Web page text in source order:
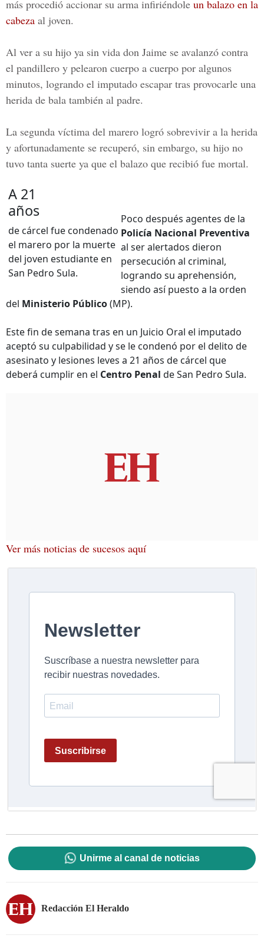
más procedió accionar su arma infiriéndole un balazo en la
cabeza al joven.
Al ver a su hijo ya sin vida don Jaime se avalanzó contra
el pandillero y pelearon cuerpo a cuerpo por algunos
minutos, logrando el imputado escapar tras provocarle una
herida de bala también al padre.
La segunda víctima del marero logró sobrevivir a la herida
y afortunadamente se recuperó, sin embargo, su hijo no
tuvo tanta suerte ya que el balazo que recibió fue mortal.
A 21
años
de cárcel fue condenado
el marero por la muerte
del joven estudiante en
San Pedro Sula.
Poco después agentes de la
Policía Nacional Preventiva
al ser alertados dieron
persecución al criminal,
logrando su aprehensión,
siendo así puesto a la orden
del Ministerio Público(MP).
Este fin de semana tras en un Juicio Oral el imputado
aceptó su culpabilidad y se le condenó por el delito de
asesinato y lesiones leves a 21 años de cárcel que
deberá cumplir en el Centro Penal de San Pedro Sula.
Ver más noticias de sucesos aquí
Unirme al canal de noticias
Redacción El Heraldo